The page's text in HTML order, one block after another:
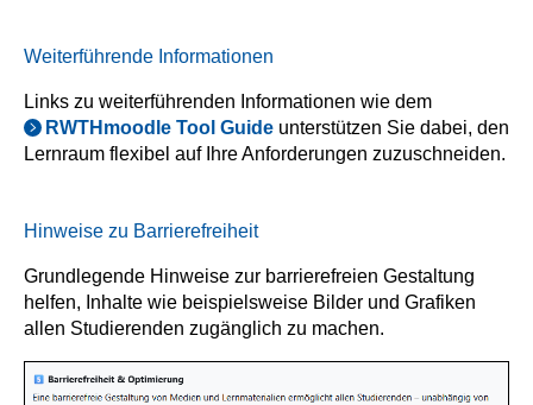
Weiterführende Informationen
Links zu weiterführenden Informationen wie dem
RWTHmoodle Tool Guide unterstützen Sie dabei, den
Lernraum flexibel auf Ihre Anforderungen zuzuschneiden.
Hinweise zu Barrierefreiheit
Grundlegende Hinweise zur barrierefreien Gestaltung
helfen, Inhalte wie beispielsweise Bilder und Grafiken
allen Studierenden zugänglich zu machen.